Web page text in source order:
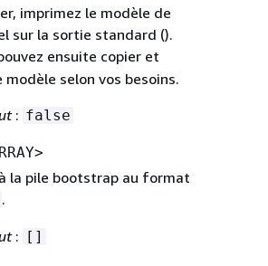
imprimez le modèle de
sur la sortie standard ().
ensuite copier et
modèle selon vos besoins.
: false
la pile bootstrap au format
.
: []